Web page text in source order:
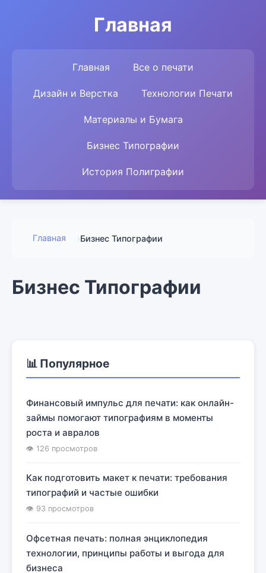
Главная
Главная Все о печати
Дизайн и Верстка Технологии Печати
Материалы и Бумага
Бизнес Типографии
История Полиграфии
Главная ›Бизнес Типографии
Бизнес Типографии
📊 Популярное
Финансовый импульс для печати: как онлайн-
займы помогают типографиям в моменты
роста и авралов
👁 126 просмотров
Как подготовить макет к печати: требования
типографий и частые ошибки
👁 93 просмотров
Офсетная печать: полная энциклопедия
технологии, принципы работы и выгода для
бизнеса